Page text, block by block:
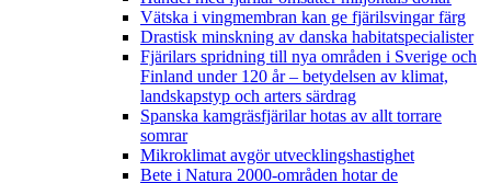
Vätska i vingmembran kan ge fjärilsvingar färg
Drastisk minskning av danska habitatspecialister
Fjärilars spridning till nya områden i Sverige och
Finland under 120 år– betydelsen av klimat,
landskapstyp och arters särdrag
Spanska kamgräsfjärilar hotas av allt torrare
somrar
Mikroklimat avgör utvecklingshastighet
Bete i Natura 2000-områden hotar de